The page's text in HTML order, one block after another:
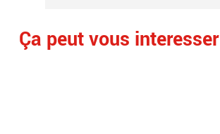
Ça peut vous interesser